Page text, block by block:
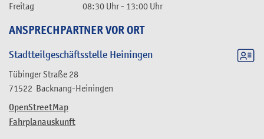
Freitag
08:30 Uhr- 13:00 Uhr
ANSPRECHPARTNER VOR ORT
Stadtteilgeschäftsstelle Heiningen
Tübinger Straße 28
71522 Backnang-Heiningen
OpenStreetMap
Fahrplanauskunft